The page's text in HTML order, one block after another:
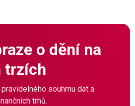
o dění na
trzích
souhrnu dat a
trhů.